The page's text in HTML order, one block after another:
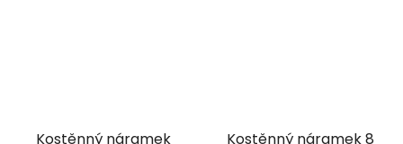
Kostěnný náramek
Kostěnný náramek 8